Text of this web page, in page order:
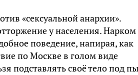
«сексуальной анархии».
у населения. Нарком
поведение, напирая, как
по Москве в голом виде
подставлять своё тело под